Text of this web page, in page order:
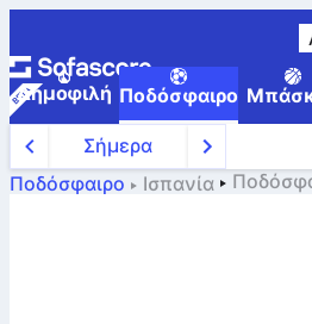
Δημοφιλή Ποδόσφαιρο
Σήμερα
Ποδόσφαιρο
Ισπανία